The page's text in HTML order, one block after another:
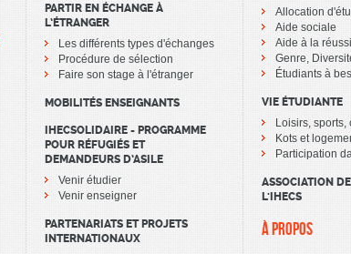
PARTIR EN ÉCHANGE À
L’ÉTRANGER
Les différents types d'échanges
Procédure de sélection
Faire son stage à l'étranger
MOBILITÉS ENSEIGNANTS
IHECSOLIDAIRE - PROGRAMME
POUR RÉFUGIÉS ET
DEMANDEURS D’ASILE
Venir étudier
Venir enseigner
PARTENARIATS ET PROJETS
INTERNATIONAUX
Allocation
Aide sociale
Aide à la
Genre,
Étudiants à
VIE ÉTUDIANTE
Loisirs, sports,
Kots et
Participation
ASSOCIATION
L'IHECS
À PROPOS